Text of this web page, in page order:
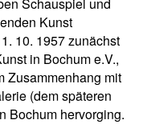
Kunst
10. 1957 zunächst
in Bochum e.V.,
Zusammenhang mit
(dem späteren
Bochum hervorging.